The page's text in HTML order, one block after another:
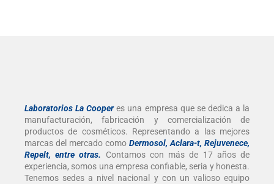
Laboratorios La Cooperes una empresa que se dedica a la
manufacturación, fabricación y comercialización de
productos de cosméticos. Representando a las mejores
marcas del mercado como Dermosol, Aclara-t, Rejuvenece,
Repelt, entre otras. Contamos con más de 17 años de
experiencia, somos una empresa confiable, seria y honesta.
Tenemos sedes a nivel nacional y con un valioso equipo